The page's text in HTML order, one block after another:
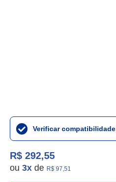
Verificar compatibilidade
R$ 292,55
ou 3x de R$ 97,51